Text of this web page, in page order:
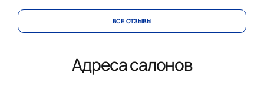
ВСЕ ОТЗЫВЫ
Адреса салонов